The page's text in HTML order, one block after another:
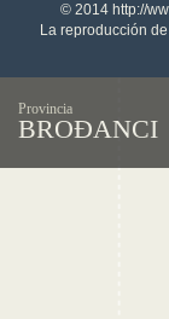
© 2014 http://
La reproducción
Provincia
BROĐANCI